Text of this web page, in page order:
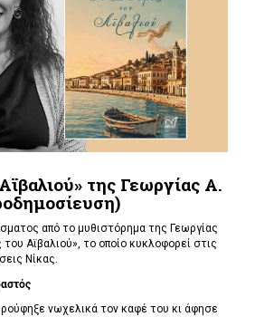
της Γεωργίας Α.
από το μυθιστόρημα της Γεωργίας
Αϊβαλιού», το οποίο κυκλοφορεί στις
Νίκας.
νωχελικά τον καφέ του κι άφησε